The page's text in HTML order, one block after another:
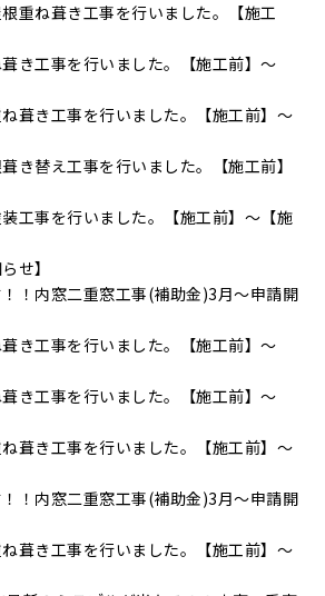
重ね葺き工事を行いました。【施工
き工事を行いました。【施工前】～
葺き工事を行いました。【施工前】～
き替え工事を行いました。【施工前】
工事を行いました。【施工前】～【施
せ】
！内窓二重窓工事(補助金)3月～申請開
き工事を行いました。【施工前】～
き工事を行いました。【施工前】～
葺き工事を行いました。【施工前】～
！内窓二重窓工事(補助金)3月～申請開
葺き工事を行いました。【施工前】～